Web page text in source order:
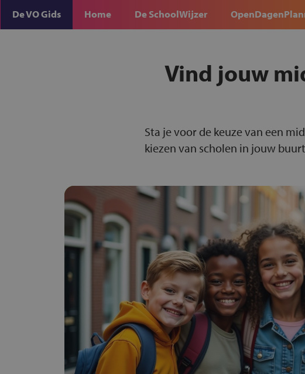
De VO Gids Home De SchoolWijzer
Vind jouw
Sta je voor de keuze van een
kiezen van scholen in jouw